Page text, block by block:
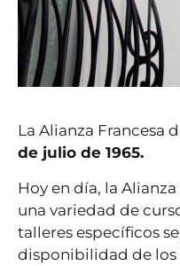
La Alianza Francesa
de julio de 1965.
Hoy en día, la
una variedad de
talleres específicos
disponibilidad de los